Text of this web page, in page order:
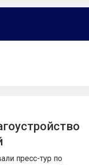
пресс-тур по